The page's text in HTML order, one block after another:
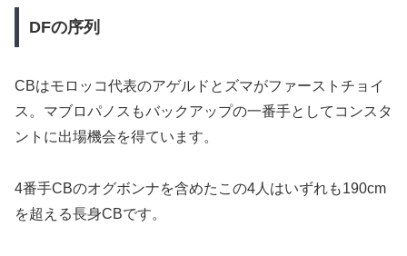
DFの序列
CBはモロッコ代表のアゲルドとズマがファーストチョイ
ス。マブロパノスもバックアップの一番手としてコンスタ
ントに出場機会を得ています。
4番手CBのオグボンナを含めたこの4人はいずれも190cm
を超える長身CBです。